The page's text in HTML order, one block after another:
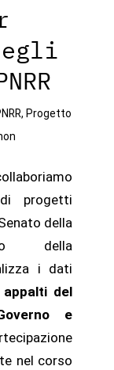
, Progetto
progetti
della
della
i dati
del
e
nel corso